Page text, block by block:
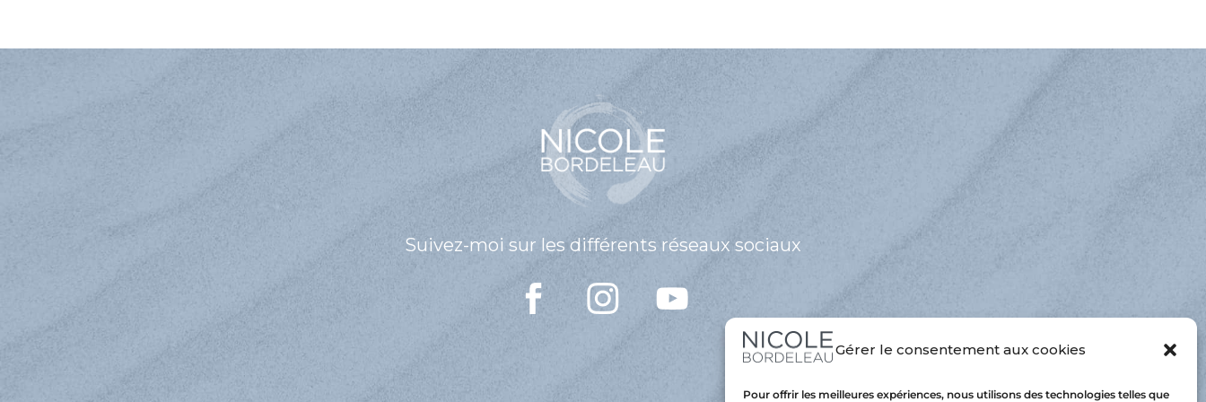
Gérer le consentement aux cookies
Pour offrir les meilleures expériences, nous utilisons des technologies telles que
Suivez-moi sur les différents réseaux sociaux